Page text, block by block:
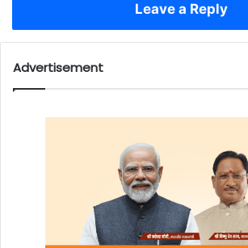
Leave a Reply
Advertisement